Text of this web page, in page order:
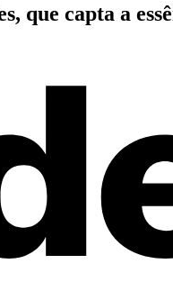
que capta a